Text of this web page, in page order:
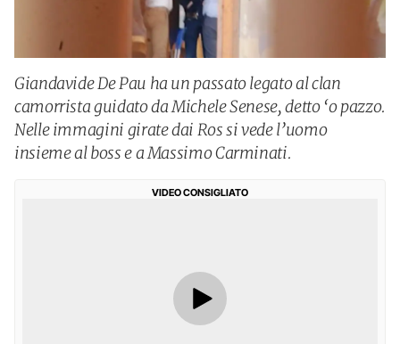
Giandavide De Pau ha un passato legato al clan
camorrista guidato da Michele Senese, detto ‘o pazzo.
Nelle immagini girate dai Ros si vede l’uomo
insieme al boss e a Massimo Carminati.
VIDEO CONSIGLIATO